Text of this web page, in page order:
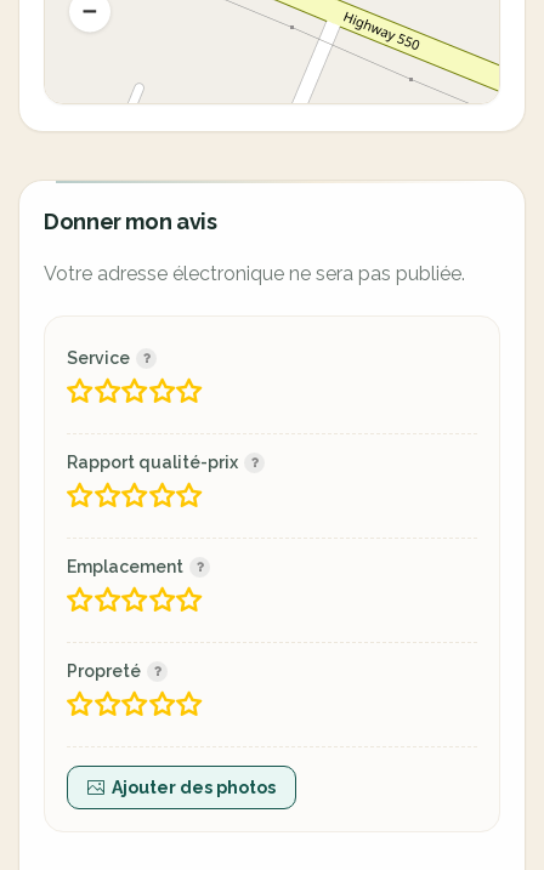
Donner mon avis
Votre adresse électronique ne sera pas publiée.
Service
Rapport qualité-prix
Emplacement
Propreté
Ajouter des photos